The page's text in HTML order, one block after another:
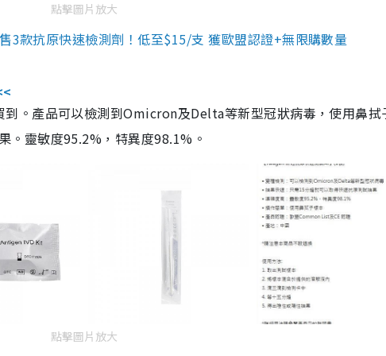
點擊圖片放大
3款抗原快速檢測劑！低至$15/支 獲歐盟認證+無限購數量
。產品可以檢測到Omicron及Delta等新型冠狀病毒，使用鼻拭
。靈敏度95.2%，特異度98.1%。
點擊圖片放大